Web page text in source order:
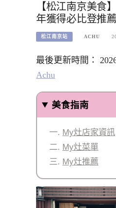
【松江南京美食
年獲得必比登推
松江南京站 ACHU
最後更新時間：
Achu
美食指南
My灶店家資訊
My灶菜單
My灶推薦